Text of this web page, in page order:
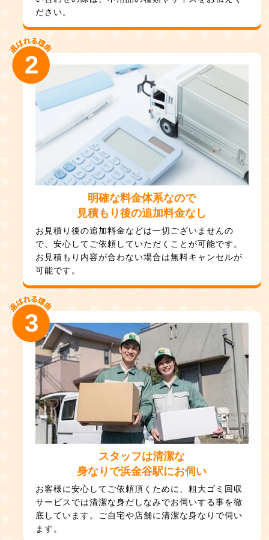
ださい。
明確な料金体系なので
見積もり後の追加料金なし
お見積り後の追加料金などは一切ございませんの
で、安心してご依頼していただくことが可能です。
お見積もり内容が合わない場合は無料キャンセルが
可能です。
2
スタッフは清潔な
身なりで浜金谷駅にお伺い
お客様に安心してご依頼頂くために、粗大ゴミ回収
サービスでは清潔な身だしなみでお伺いする事を徹
底しています。ご自宅や店舗に清潔な身なりで伺い
ます。
3